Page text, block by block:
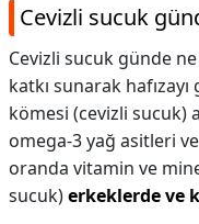
Cevizli sucuk
Cevizli sucuk günde
katkı sunarak
kömesi (cevizli sucuk)
omega-3 yağ asitleri
oranda vitamin ve
sucuk)erkeklerde ve